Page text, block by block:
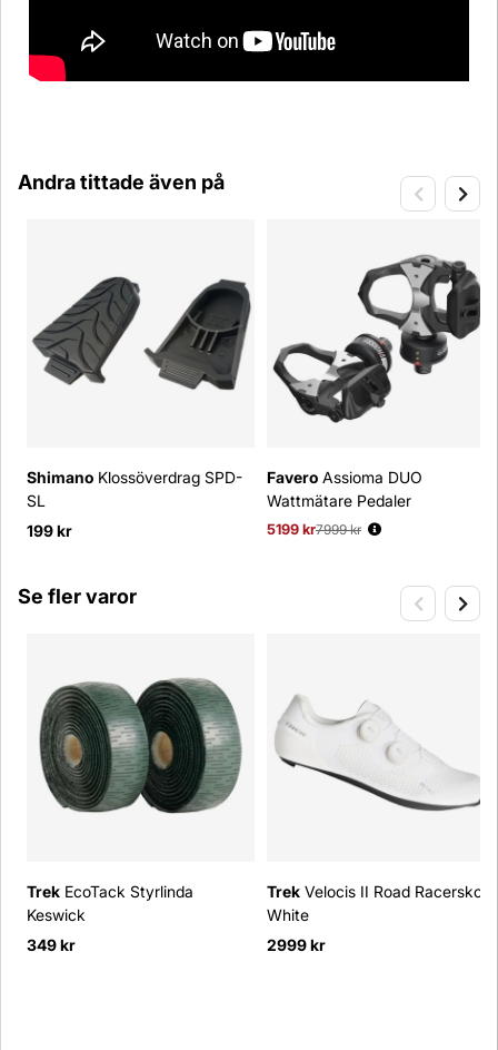
Andra tittade även på
Shimano Klossöverdrag SPD-
SL
199 kr
Favero Assioma DUO
Wattmätare Pedaler
5199 kr
Ordinarie pris:
7999 kr
Se fler varor
Trek EcoTack Styrlinda
Keswick
349 kr
Trek Velocis II Road Racersko
White
2999 kr